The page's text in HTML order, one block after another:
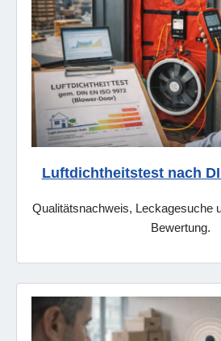
Luftdichtheitstest nach
Qualitätsnachweis, Leckagesuche
Bewertung.